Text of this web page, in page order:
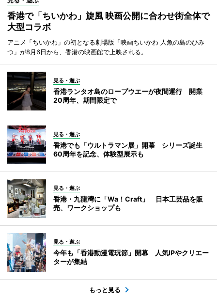
香港で「ちいかわ」旋風 映画公開に合わせ街全体で
大型コラボ
アニメ「ちいかわ」の初となる劇場版「映画ちいかわ 人魚の島のひみ
つ」が8月6日から、香港の映画館で上映される。
見る・遊ぶ
香港ランタオ島のロープウエーが夜間運行 開業
20周年、期間限定で
見る・遊ぶ
香港でも「ウルトラマン展」開幕 シリーズ誕生
60周年を記念、体験型展示も
見る・遊ぶ
香港・九龍灣に「Wa！Craft」 日本工芸品を販
売、ワークショップも
見る・遊ぶ
今年も「香港動漫電玩節」開幕 人気IPやクリエー
ターが集結
もっと見る